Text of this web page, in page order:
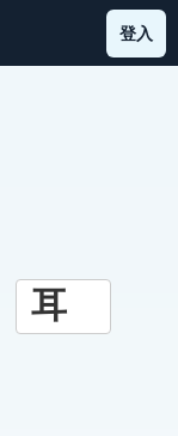
登入
耳